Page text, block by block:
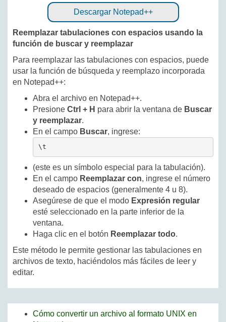
Descargar Notepad++
Reemplazar tabulaciones con espacios usando la
función de buscar y reemplazar
Para reemplazar las tabulaciones con espacios, puede
usar la función de búsqueda y reemplazo incorporada
en Notepad++:
Abra el archivo en Notepad++.
Presione Ctrl + H para abrir la ventana de Buscar
y reemplazar.
En el campo Buscar, ingrese:
\t
(este es un símbolo especial para la tabulación).
En el campo Reemplazar con, ingrese el número
deseado de espacios (generalmente 4 u 8).
Asegúrese de que el modo Expresión regular
esté seleccionado en la parte inferior de la
ventana.
Haga clic en el botón Reemplazar todo.
Este método le permite gestionar las tabulaciones en
archivos de texto, haciéndolos más fáciles de leer y
editar.
Cómo convertir un archivo al formato UNIX en